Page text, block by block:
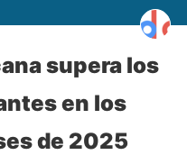
supera los
en los
de 2025